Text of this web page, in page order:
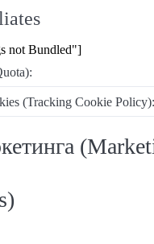
not Bundled"]
(Tracking Cookie Policy):